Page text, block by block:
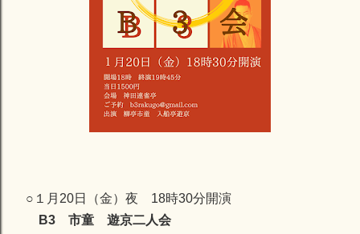
○１月20日（金）夜 18時30分開演
B3 市童 遊京二人会